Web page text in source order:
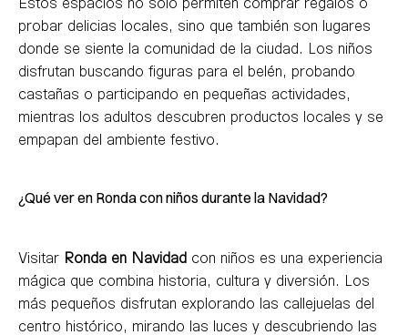
probar delicias locales, sino que también son lugares
donde se siente la comunidad de la ciudad. Los niños
disfrutan buscando figuras para el belén, probando
castañas o participando en pequeñas actividades,
mientras los adultos descubren productos locales y se
empapan del ambiente festivo.
¿Qué ver en Ronda con niños durante la Navidad?
Visitar Ronda en Navidad con niños es una experiencia
mágica que combina historia, cultura y diversión. Los
más pequeños disfrutan explorando las callejuelas del
centro histórico, mirando las luces y descubriendo las